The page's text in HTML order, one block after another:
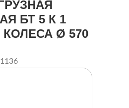
БТ 5 К 1
Ø 570